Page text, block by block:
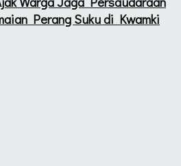
Perang Suku di Kwamki